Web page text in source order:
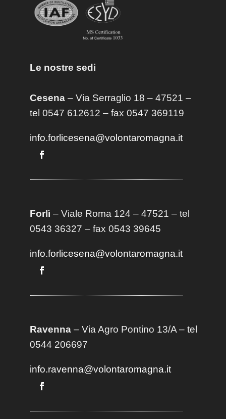
Le nostre sedi
Cesena– Via Serraglio 18 – 47521 –
tel 0547 612612 – fax 0547 369119
info.forlicesena@volontaromagna.it
Forlì – Viale Roma 124 – 47521 – tel
0543 36327 – fax 0543 39645
info.forlicesena@volontaromagna.it
Ravenna– Via Agro Pontino 13/A– tel
0544 206697
info.ravenna@volontaromagna.it